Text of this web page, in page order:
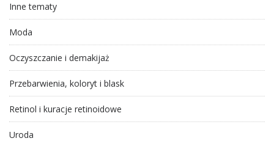
Inne tematy
Moda
Oczyszczanie i demakijaż
Przebarwienia, koloryt i blask
Retinol i kuracje retinoidowe
Uroda